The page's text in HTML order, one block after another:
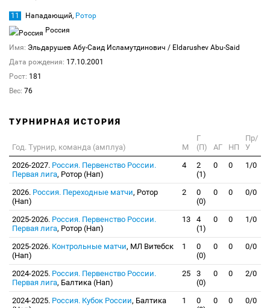
11 Нападающий, Ротор
Россия
Имя: Эльдарушев Абу-Саид Исламутдинович / Eldarushev Abu-Said
Дата рождения: 17.10.2001
Рост: 181
Вес: 76
ТУРНИРНАЯ ИСТОРИЯ
Год. Турнир, команда (амплуа) М
Г
(П)
АГ НП
Пр/
У
2026-2027. Россия. Первенство России.
Первая лига, Ротор (Нап)
4
2
(1)
0 0 1/0
2026. Россия. Переходные матчи, Ротор
(Нап)
2
0
(0)
0 0 0/0
2025-2026. Россия. Первенство России.
Первая лига, Ротор (Нап)
13
4
(1)
0 0 1/0
2025-2026. Контрольные матчи, МЛ Витебск
(Нап)
1
0
(0)
0 0 0/0
2024-2025. Россия. Первенство России.
Первая лига, Балтика (Нап)
25
3
(0)
0 0 2/0
2024-2025. Россия. Кубок России, Балтика
1
0
0 0 0/0